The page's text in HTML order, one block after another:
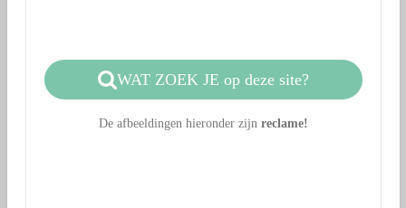
WAT ZOEK JE op deze site?
De afbeeldingen hieronder zijn reclame!